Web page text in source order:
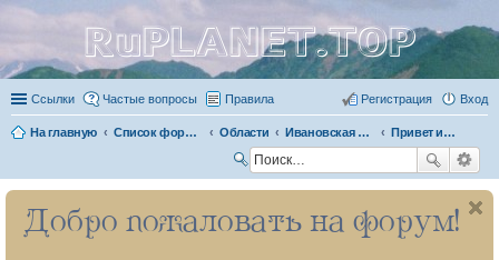
RuPLANET.TOP
Ссылки Частые вопросы Правила Вход
Регистрация
На главную Список форумов Области Ивановская область 37 Привет из прошлого
ск
Добро пожаловать на форум!